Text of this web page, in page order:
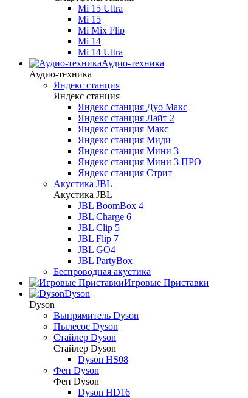
Mi 15 Ultra
Mi 15
Mi Mix Flip
Mi 14
Mi 14 Ultra
Аудио-техника
Аудио-техника
Яндекс станция
Яндекс станция
Яндекс станция Дуо Макс
Яндекс станция Лайт 2
Яндекс станция Макс
Яндекс станция Миди
Яндекс станция Мини 3
Яндекс станция Мини 3 ПРО
Яндекс станция Стрит
Акустика JBL
Акустика JBL
JBL BoomBox 4
JBL Charge 6
JBL Clip 5
JBL Flip 7
JBL GO4
JBL PartyBox
Беспроводная акустика
Игровые Приставки
Dyson
Dyson
Выпрямитель Dyson
Пылесос Dyson
Стайлер Dyson
Стайлер Dyson
Dyson HS08
Фен Dyson
Фен Dyson
Dyson HD16